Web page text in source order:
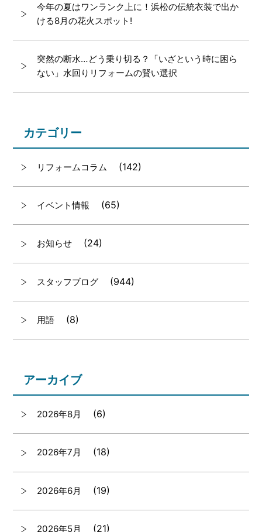
今年の夏はワンランク上に！浜松の伝統衣装で出か
ける8月の花火スポット!
突然の断水…どう乗り切る？「いざという時に困ら
ない」水回りリフォームの賢い選択
カテゴリー
リフォームコラム (142)
イベント情報 (65)
お知らせ (24)
スタッフブログ (944)
用語 (8)
アーカイブ
2026年8月 (6)
2026年7月 (18)
2026年6月 (19)
2026年5月 (21)